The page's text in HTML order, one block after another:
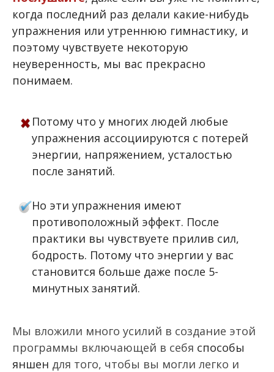
когда последний раз делали какие-нибудь
упражнения или утреннюю гимнастику, и
поэтому чувствуете некоторую
неуверенность, мы вас прекрасно
понимаем.
Потому что у многих людей любые
упражнения ассоциируются с потерей
энергии, напряжением, усталостью
после занятий.
Но эти упражнения имеют
противоположный эффект. После
практики вы чувствуете прилив сил,
бодрость. Потому что энергии у вас
становится больше даже после 5-
минутных занятий.
Мы вложили много усилий в создание этой
программы включающей в себя способы
яншен для того, чтобы вы могли легко и